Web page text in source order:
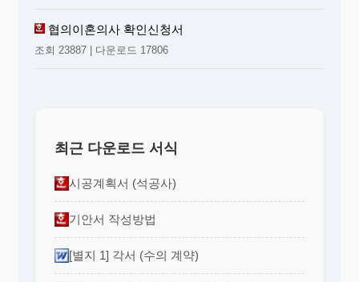
협의이혼의사 확인신청서
조회 23887 | 다운로드 17806
최근 다운로드 서식
시공계획서 (석공사)
기안서 작성방법
[별지 1] 각서 (수의 계약)